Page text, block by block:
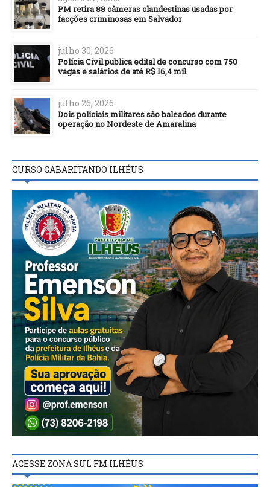
PM retira 88 câmeras clandestinas usadas por
facções criminosas em Salvador
julho 30, 2026
Polícia Civil publica edital de concurso com 750
vagas e salários de até R$ 16,4 mil
julho 26, 2026
Dois policiais militares são baleados durante
operação no Nordeste de Amaralina
CURSO GABARITANDO ILHÉUS
ACESSE ZONA SUL FM ILHÉUS